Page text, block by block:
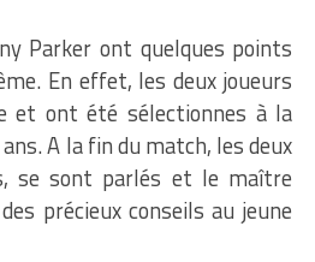
Parker ont quelques points
En effet, les deux joueurs
et ont été sélectionnes à la
A la fin du match, les deux
se sont parlés et le maître
précieux conseils au jeune